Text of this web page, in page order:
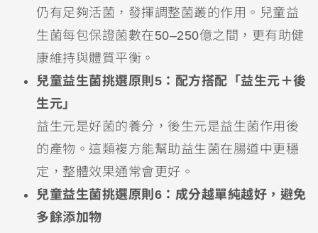
仍有足夠活菌，發揮調整菌叢的作用。兒童益
生菌每包保證菌數在50–250億之間，更有助健
康維持與體質平衡。
兒童益生菌挑選原則5：配方搭配「益生元＋後
生元」
益生元是好菌的養分，後生元是益生菌作用後
的產物。這類複方能幫助益生菌在腸道中更穩
定，整體效果通常會更好。
兒童益生菌挑選原則6：成分越單純越好，避免
多餘添加物